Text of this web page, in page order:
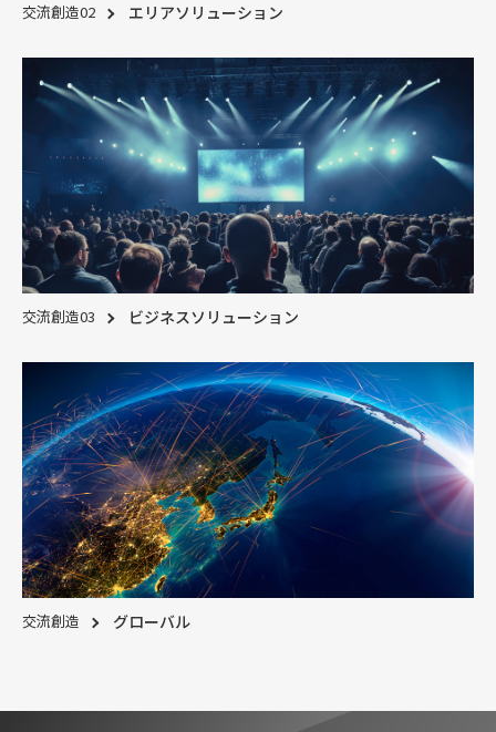
交流創造02 エリアソリューション
交流創造03 ビジネスソリューション
交流創造 グローバル